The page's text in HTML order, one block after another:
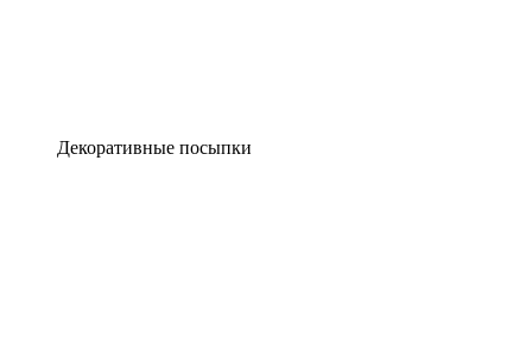
Декоративные посыпки